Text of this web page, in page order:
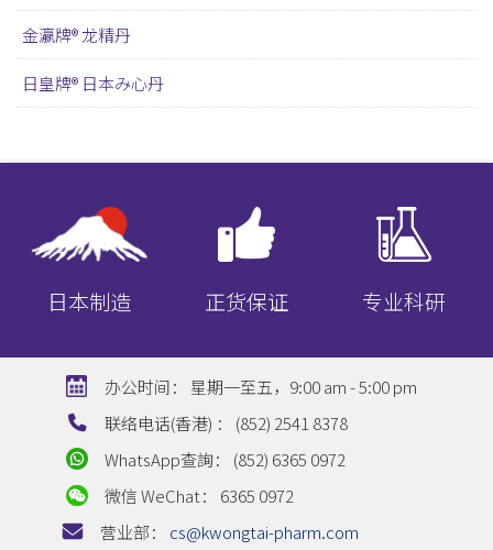
金瀛牌® 龙精丹
日皇牌® 日本み心丹
日本制造 正货保证 专业科研
办公时间：
星期一至五，9:00 am - 5:00 pm
联络电话(香港) ：
(852) 2541 8378
WhatsApp查詢：
(852) 6365 0972
微信 WeChat：
6365 0972
营业部：
cs@kwongtai-pharm.com